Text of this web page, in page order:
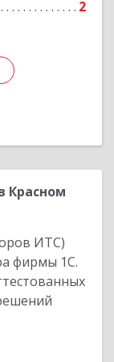
2
Красном
ИТС)
фирмы 1С.